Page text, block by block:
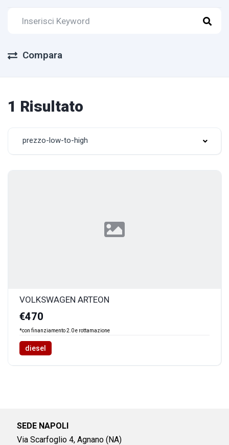
Compara
1 Risultato
prezzo-low-to-high
VOLKSWAGEN ARTEON
€470
*con finanziamento 2.0 e rottamazione
diesel
SEDE NAPOLI
Via Scarfoglio 4, Agnano (NA)